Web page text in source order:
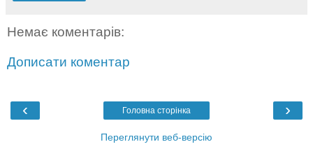
Немає коментарів:
Дописати коментар
‹ ›
Головна сторінка
Переглянути веб-версію